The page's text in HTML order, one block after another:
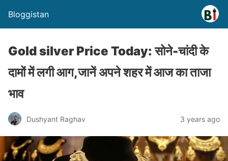
Bloggistan
Gold silver Price Today: सोने-चांदी के
दामों में लगी आग,जानें अपने शहर में आज का ताजा
भाव
Dushyant Raghav 3 years ago